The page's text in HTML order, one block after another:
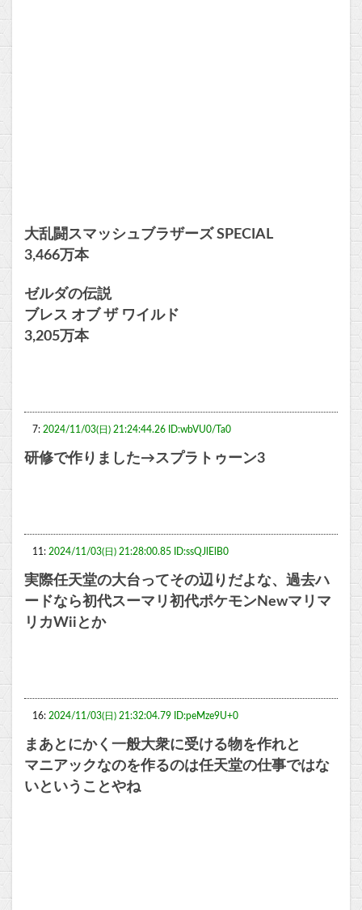
大乱闘スマッシュブラザーズ SPECIAL
3,466万本
ゼルダの伝説
ブレス オブ ザ ワイルド
3,205万本
7: 2024/11/03(日) 21:24:44.26 ID:wbVU0/Ta0
研修で作りました→スプラトゥーン3
11: 2024/11/03(日) 21:28:00.85 ID:ssQJlElB0
実際任天堂の大台ってその辺りだよな、過去ハ
ードなら初代スーマリ初代ポケモンNewマリマ
リカWiiとか
16: 2024/11/03(日) 21:32:04.79 ID:peMze9U+0
まあとにかく一般大衆に受ける物を作れと
マニアックなのを作るのは任天堂の仕事ではな
いということやね